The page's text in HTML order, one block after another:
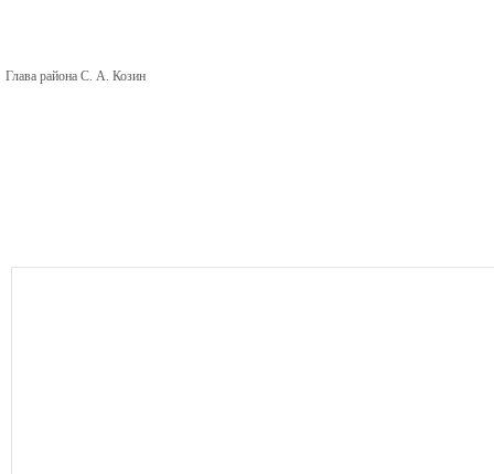
Глава района С. А. Козин